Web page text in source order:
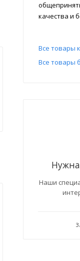
качества и
Все товары
Все товары
Наши